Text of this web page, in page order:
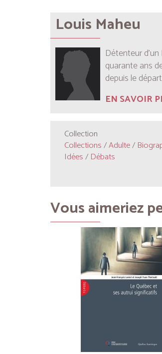
Louis Maheu
Détenteur
quarante ans
depuis le
EN SAVOIR
Collection
Collections/Adulte/
Idées/ Débats
Vous aimeriez